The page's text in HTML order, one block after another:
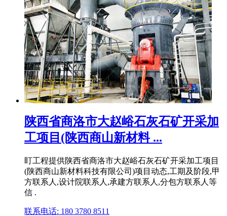
陕西省商洛市大赵峪石灰石矿开采加
工项目(陕西商山新材料 ...
盯工程提供陕西省商洛市大赵峪石灰石矿开采加工项目
(陕西商山新材料科技有限公司)项目动态,工期及阶段,甲
方联系人,设计院联系人,承建方联系人,分包方联系人等
信 .
联系电话: 180 3780 8511